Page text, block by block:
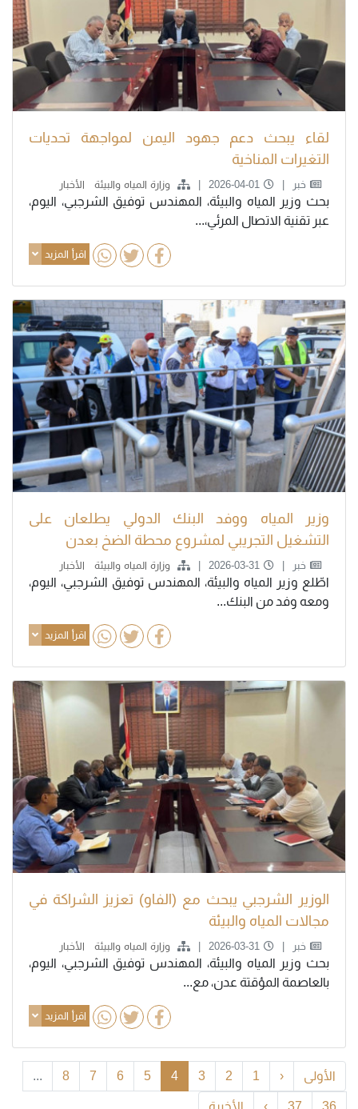
لقاء يبحث دعم جهود اليمن لمواجهة تحديات
التغيرات المناخية
خبر 2026-04-01 وزارة المياه والبيئة الأخبار
بحث وزير المياه والبيئة، المهندس توفيق الشرجبي، اليوم،
عبر تقنية الاتصال المرئي،...
اقرأ المزيد
وزير المياه ووفد البنك الدولي يطلعان على
التشغيل التجريبي لمشروع محطة الضخ بعدن
خبر 2026-03-31 وزارة المياه والبيئة الأخبار
اطّلع وزير المياه والبيئة، المهندس توفيق الشرجبي، اليوم،
ومعه وفد من البنك...
اقرأ المزيد
الوزير الشرجبي يبحث مع (الفاو) تعزيز الشراكة في
مجالات المياه والبيئة
خبر 2026-03-31 وزارة المياه والبيئة الأخبار
بحث وزير المياه والبيئة، المهندس توفيق الشرجبي، اليوم،
بالعاصمة المؤقتة عدن، مع...
اقرأ المزيد
الأولى ‹
1
2
3
4
5
6
7
8
...